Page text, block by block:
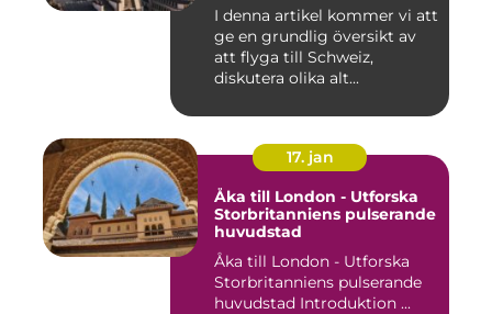
I denna artikel kommer vi att
ge en grundlig översikt av
att flyga till Schweiz,
diskutera olika alt...
17. jan
Åka till London - Utforska
Storbritanniens pulserande
huvudstad
Åka till London - Utforska
Storbritanniens pulserande
huvudstad Introduktion ...